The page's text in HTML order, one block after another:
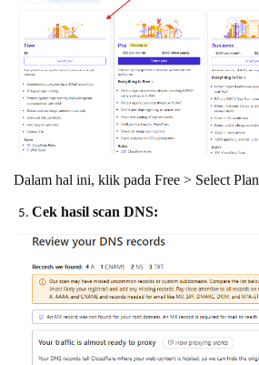
Dalam hal ini, klik pada Free > Select Plan
Cek hasil scan DNS: